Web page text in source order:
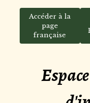
Accéder à la
page
française